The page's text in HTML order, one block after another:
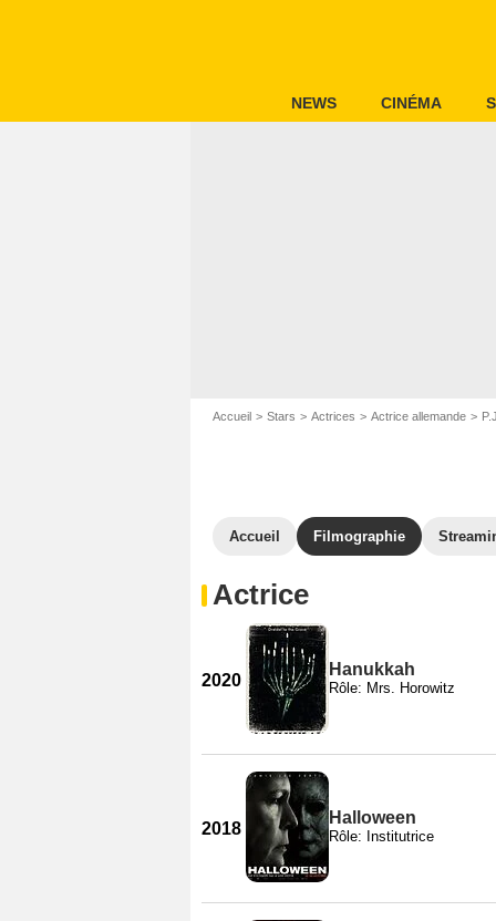
NEWS CINÉMA
Accueil Stars Actrices Actrice allemande
Accueil Filmographie
Actrice
2020
Hanukkah
Rôle: Mrs. Horowitz
2018
Halloween
Rôle: Institutrice